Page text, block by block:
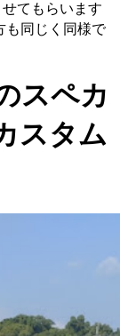
てもらいます
も同じく同様で
スペカ
スタム